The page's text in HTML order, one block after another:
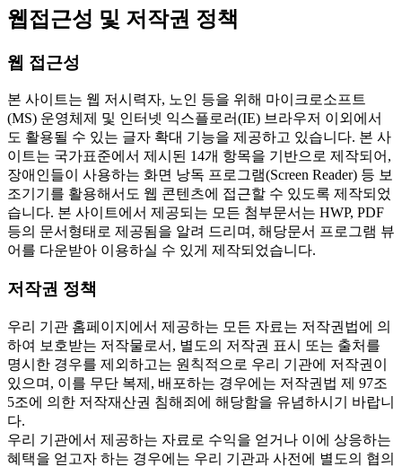
웹접근성 및 저작권 정책
웹 접근성
본 사이트는 웹 저시력자, 노인 등을 위해 마이크로소프트
(MS) 운영체제 및 인터넷 익스플로러(IE) 브라우저 이외에서
도 활용될 수 있는 글자 확대 기능을 제공하고 있습니다. 본 사
이트는 국가표준에서 제시된 14개 항목을 기반으로 제작되어,
장애인들이 사용하는 화면 낭독 프로그램(Screen Reader) 등 보
조기기를 활용해서도 웹 콘텐츠에 접근할 수 있도록 제작되었
습니다. 본 사이트에서 제공되는 모든 첨부문서는 HWP, PDF
등의 문서형태로 제공됨을 알려 드리며, 해당문서 프로그램 뷰
어를 다운받아 이용하실 수 있게 제작되었습니다.
저작권 정책
우리 기관 홈페이지에서 제공하는 모든 자료는 저작권법에 의
하여 보호받는 저작물로서, 별도의 저작권 표시 또는 출처를
명시한 경우를 제외하고는 원칙적으로 우리 기관에 저작권이
있으며, 이를 무단 복제, 배포하는 경우에는 저작권법 제 97조
5조에 의한 저작재산권 침해죄에 해당함을 유념하시기 바랍니
다.
우리 기관에서 제공하는 자료로 수익을 얻거나 이에 상응하는
혜택을 얻고자 하는 경우에는 우리 기관과 사전에 별도의 협의